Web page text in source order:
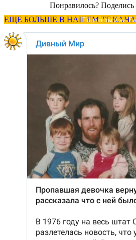
Понравилось? Поделись
ЕЩЕ БОЛЬШЕ В НАШЕМ ТГ